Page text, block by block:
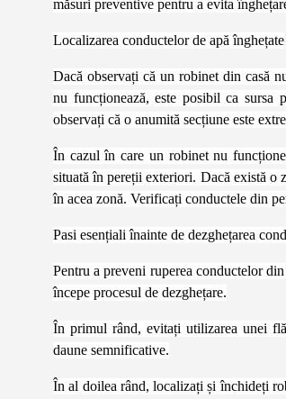
măsuri preventive pentru a evita
Localizarea conductelor de apă înghețate
Dacă observați că un robinet din casă
nu funcționează, este posibil ca sursa
observați că o anumită secțiune este
În cazul în care un robinet nu
situată în pereții exteriori. Dacă există o
în acea zonă. Verificați conductele din
Pasi esențiali înainte de dezghețarea
Pentru a preveni ruperea conductelor
începe procesul de dezghețare.
În primul rând, evitați utilizarea unei
daune semnificative.
În al doilea rând, localizați și închideți